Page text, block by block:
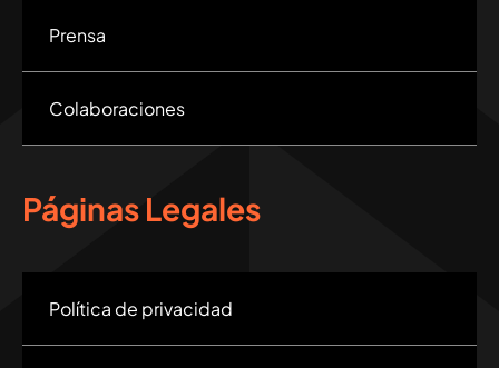
Prensa
Colaboraciones
Páginas Legales
Política de privacidad